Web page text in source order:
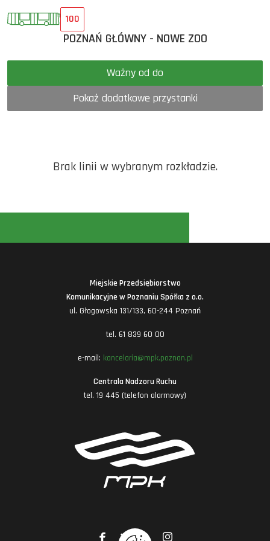
100
POZNAŃ GŁÓWNY - NOWE ZOO
Ważny od do
Pokaż dodatkowe przystanki
Brak linii w wybranym rozkładzie.
Miejskie Przedsiębiorstwo
Komunikacyjne w Poznaniu Spółka z o.o.
ul. Głogowska 131/133, 60-244 Poznań
tel. 61 839 60 00
e-mail: kancelaria@mpk.poznan.pl
Centrala Nadzoru Ruchu
tel. 19 445 (telefon alarmowy)